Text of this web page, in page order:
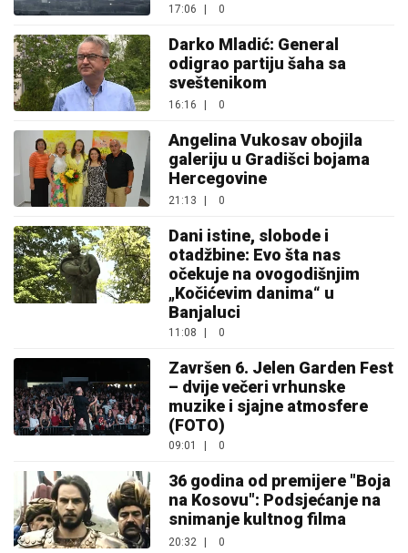
17:06 | 0
Darko Mladić: General
odigrao partiju šaha sa
sveštenikom
16:16 0
Angelina Vukosav obojila
galeriju u Gradišci bojama
Hercegovine
21:13 0
Dani istine, slobode i
otadžbine: Evo šta nas
očekuje na ovogodišnjim
„Kočićevim danima“ u
Banjaluci
11:08 0
Završen 6. Jelen Garden Fest
– dvije večeri vrhunske
muzike i sjajne atmosfere
(FOTO)
09:01 0
36 godina od premijere "Boja
na Kosovu": Podsjećanje na
snimanje kultnog filma
20:32 | 0